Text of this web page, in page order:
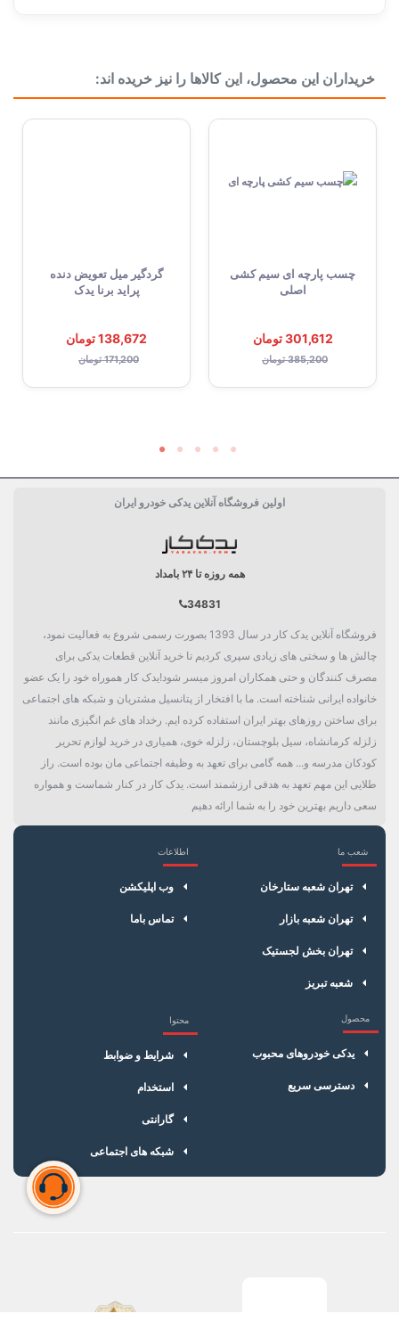
بسته بندی فله
خریداران این محصول، این کالاها را نیز خریده اند:
چسب پارچه ای سیم کشی
اصلی
301,612 تومان
385,200 تومان
گردگیر میل تعویض دنده
پراید برنا یدک
138,672 تومان
171,200 تومان
اولین فروشگاه آنلاین یدکی خودرو ایران
همه روزه تا ۲۴ بامداد
34831
فروشگاه آنلاین یدک کار در سال 1393 بصورت رسمی شروع به فعالیت نمود،
چالش ها و سختی های زیادی سپری کردیم تا خرید آنلاین قطعات یدکی برای
مصرف کنندگان و حتی همکاران امروز میسر شود!یدک کار هموراه خود را یک عضو
خانواده ایرانی شناخته است. ما با افتخار از پتانسیل مشتریان و شبکه های اجتماعی
برای ساختن روزهای بهتر ایران استفاده کرده ایم. رخداد های غم انگیزی مانند
زلزله کرمانشاه، سیل بلوچستان، زلزله خوی، همیاری در خرید لوازم تحریر
کودکان مدرسه و... همه گامی برای تعهد به وظیفه اجتماعی مان بوده است. راز
طلایی این مهم تعهد به هدفی ارزشمند است. یدک کار در کنار شماست و همواره
سعی داریم بهترین خود را به شما ارائه دهیم
شعب ما
تهران شعبه ستارخان
تهران شعبه بازار
تهران بخش لجستیک
شعبه تبریز
اطلاعات
وب اپلیکشن
تماس باما
محصول
یدکی خودروهای محبوب
دسترسی سریع
محتوا
شرایط و ضوابط
استخدام
گارانتی
شبکه های اجتماعی
×